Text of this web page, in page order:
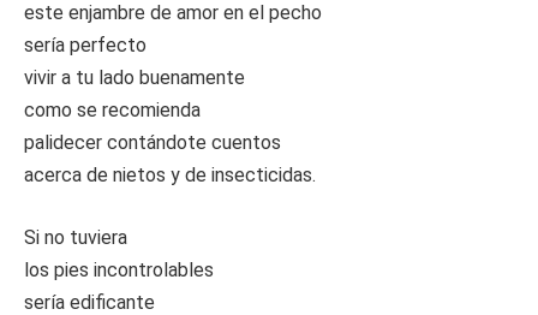
este enjambre de amor en el pecho
sería perfecto
vivir a tu lado buenamente
como se recomienda
palidecer contándote cuentos
acerca de nietos y de insecticidas.
Si no tuviera
los pies incontrolables
sería edificante